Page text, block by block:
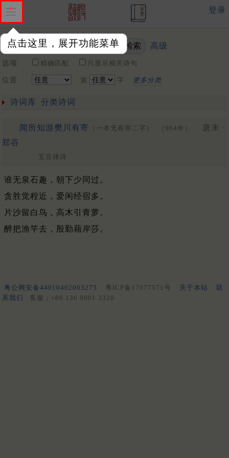
点击这里，展开功能菜单
登录
关键词 高级
选项 精确匹配 只显示相关诗句
位置 第 字 更多分类
诗词库 分类诗词
闻所知游樊川有寄 （一本无有寄二字） （904年）
唐末 ·
郑谷
五言律诗
谁无泉石趣，朝下少同过。
贪胜觉程近，爱闲经宿多。
片沙留白鸟，高木引青萝。
醉把渔竿去，殷勤藉岸莎。
粤公网安备44010402003275 粤ICP备17077571号 关于本站
联
系我们
客服：+86 136 0901 3320